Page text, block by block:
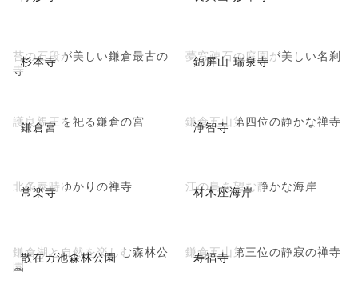
杉本寺
苔の石段が美しい鎌倉最古の
寺
錦屏山 瑞泉寺
夢窓疎石の庭園が美しい名刹
鎌倉宮
護良親王を祀る鎌倉の宮 浄智寺
鎌倉五山第四位の静かな禅寺
常楽寺
北条泰時ゆかりの禅寺 材木座海岸
江の島を望む静かな海岸
散在ガ池森林公園
鎌倉湖と自然を楽しむ森林公
園
寿福寺
鎌倉五山第三位の静寂の禅寺